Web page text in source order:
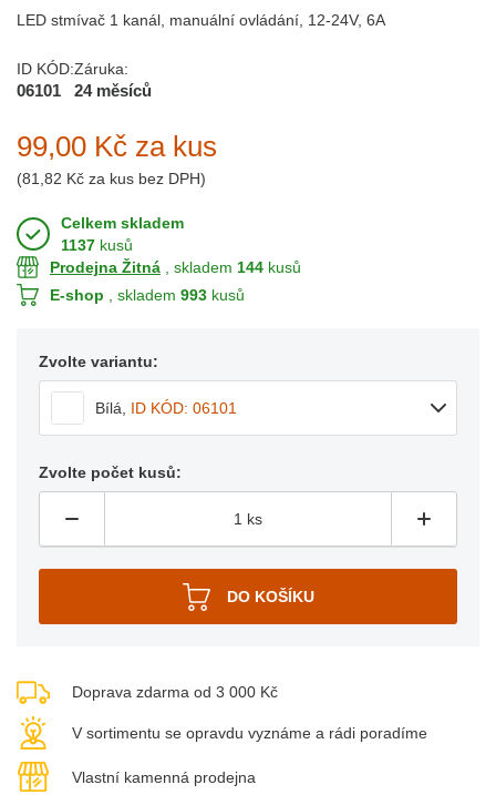
LED stmívač 1 kanál, manuální ovládání, 12-24V, 6A
ID KÓD:
06101
Záruka:
24 měsíců
99,00 Kč za kus
(81,82 Kč za kus bez DPH)
Celkem skladem
1137 kusů
Prodejna Žitná , skladem 144 kusů
E-shop , skladem 993 kusů
Zvolte variantu:
Bílá, ID KÓD: 06101
Zvolte počet kusů:
Doprava zdarma od 3 000 Kč
V sortimentu se opravdu vyznáme a rádi poradíme
Vlastní kamenná prodejna